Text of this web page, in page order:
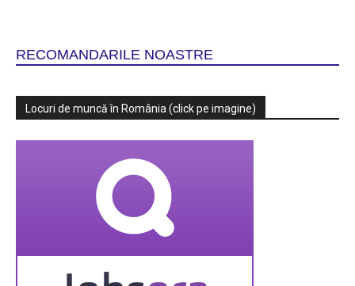
RECOMANDARILE NOASTRE
Locuri de muncă în România (click pe imagine)